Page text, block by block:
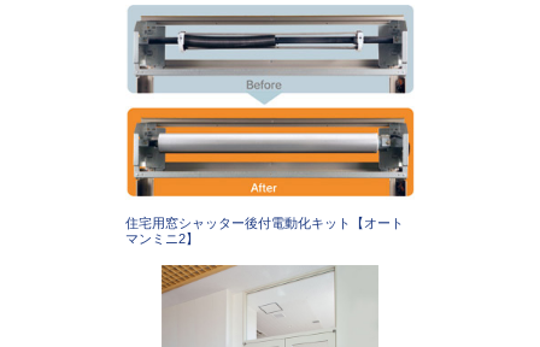
住宅用窓シャッター後付電動化キット【オート
マンミニ2】